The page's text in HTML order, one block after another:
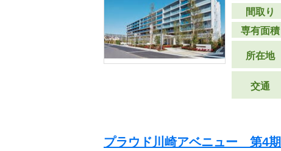
間取り
専有面積
所在地
交通
プラウド川崎アベニュー 第4期